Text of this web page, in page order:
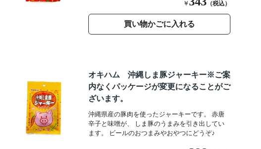
￥ （税込）
買い物かごに入れる
オキハム 沖縄しま豚ジャーキー※ご案
内なくパッケージが変更になることがご
ざいます。
沖縄県産の豚肉を使ったジャーキーです。 赤唐
辛子と味噌が、 しま豚のうまみを引き出してい
ます。 ビールのおつまみやおやつにどうぞ♪